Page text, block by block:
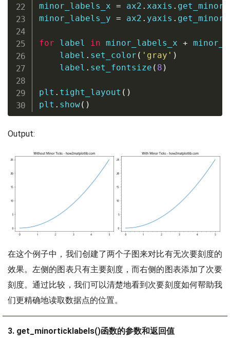
minor_labels_x = ax2 . xaxis .
minor_labels_y = ax2 . yaxis .
for label in minor_labels_x +
    label
. set_color ( 'gray' )
    label
. set_fontsize ( 8 )
plt . tight_layout ( )
plt . show( )
Output:
在这个例子中，我们创建了两个子图来对比有无次要刻度的
效果。左侧的图表只有主要刻度，而右侧的图表添加了次要
刻度。通过比较，我们可以清楚地看到次要刻度如何帮助我
们更精确地读取数据点的位置。
3. get_minorticklabels()函数的参数和返回值